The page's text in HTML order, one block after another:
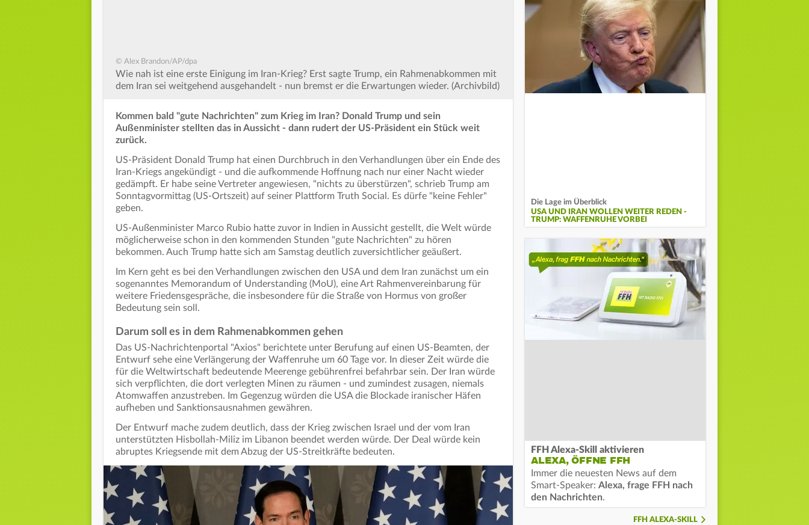
© Alex Brandon/AP/dpa
Wie nah ist eine erste Einigung im Iran-Krieg? Erst sagte Trump, ein Rahmenabkommen mit
dem Iran sei weitgehend ausgehandelt - nun bremst er die Erwartungen wieder. (Archivbild)
Kommen bald "gute Nachrichten" zum Krieg im Iran? Donald Trump und sein
Außenminister stellten das in Aussicht - dann rudert der US-Präsident ein Stück weit
zurück.
US-Präsident Donald Trump hat einen Durchbruch in den Verhandlungen über ein Ende des
Iran-Kriegs angekündigt - und die aufkommende Hoffnung nach nur einer Nacht wieder
gedämpft. Er habe seine Vertreter angewiesen, "nichts zu überstürzen", schrieb Trump am
Sonntagvormittag (US-Ortszeit) auf seiner Plattform Truth Social. Es dürfe "keine Fehler"
geben.
US-Außenminister Marco Rubio hatte zuvor in Indien in Aussicht gestellt, die Welt würde
möglicherweise schon in den kommenden Stunden "gute Nachrichten" zu hören
bekommen. Auch Trump hatte sich am Samstag deutlich zuversichtlicher geäußert.
Im Kern geht es bei den Verhandlungen zwischen den USA und dem Iran zunächst um ein
sogenanntes Memorandum of Understanding (MoU), eine Art Rahmenvereinbarung für
weitere Friedensgespräche, die insbesondere für die Straße von Hormus von großer
Bedeutung sein soll.
Darum soll es in dem Rahmenabkommen gehen
Das US-Nachrichtenportal "Axios" berichtete unter Berufung auf einen US-Beamten, der
Entwurf sehe eine Verlängerung der Waffenruhe um 60 Tage vor. In dieser Zeit würde die
für die Weltwirtschaft bedeutende Meerenge gebührenfrei befahrbar sein. Der Iran würde
sich verpflichten, die dort verlegten Minen zu räumen - und zumindest zusagen, niemals
Atomwaffen anzustreben. Im Gegenzug würden die USA die Blockade iranischer Häfen
aufheben und Sanktionsausnahmen gewähren.
Der Entwurf mache zudem deutlich, dass der Krieg zwischen Israel und der vom Iran
unterstützten Hisbollah-Miliz im Libanon beendet werden würde. Der Deal würde kein
abruptes Kriegsende mit dem Abzug der US-Streitkräfte bedeuten.
Die Lage im Überblick
USA UND IRAN WOLLEN WEITER REDEN -
TRUMP: WAFFENRUHE VORBEI
FFH Alexa-Skill aktivieren
ALEXA, ÖFFNE FFH
Immer die neuesten News auf dem
Smart-Speaker: Alexa, frage FFH nach
den Nachrichten.
FFH ALEXA-SKILL